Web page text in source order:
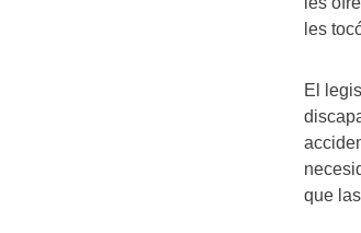
les
El
que